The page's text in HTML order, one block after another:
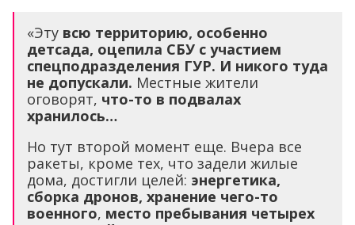
«Эту всю территорию, особенно
детсада, оцепила СБУ с участием
спецподразделения ГУР. И никого туда
не допускали. Местные жители
оговорят, что-то в подвалах
хранилось…
Но тут второй момент еще. Вчера все
ракеты, кроме тех, что задели жилые
дома, достигли целей: энергетика,
сборка дронов, хранение чего-то
военного, место пребывания четырех